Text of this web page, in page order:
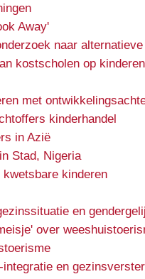
Away'
naar
kostscholen op kinderen
met
kinderhandel
in Azië
Stad, Nigeria
kinderen
en
over
en